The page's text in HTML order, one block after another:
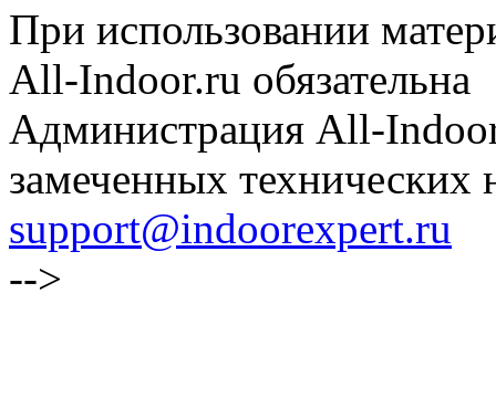
При использовании
All-Indoor.ru обязательна
Администрация All-
замеченных технических
support@indoorexpert.ru
-->